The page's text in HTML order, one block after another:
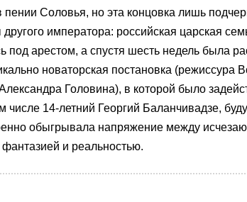
пении Соловья, но эта концовка лишь
императора: российская царская
под арестом, а спустя шесть недель была
новаторская постановка (режиссура
Головина), в которой было
числе 14-летний Георгий Баланчивадзе,
обыгрывала напряжение между
и реальностью.